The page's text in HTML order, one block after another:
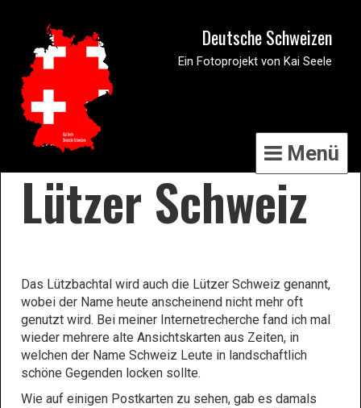
Deutsche Schweizen
Ein Fotoprojekt von Kai Seele
Menü
Lützer Schweiz
Das Lützbachtal wird auch die Lützer Schweiz genannt,
wobei der Name heute anscheinend nicht mehr oft
genutzt wird. Bei meiner Internetrecherche fand ich mal
wieder mehrere alte Ansichtskarten aus Zeiten, in
welchen der Name Schweiz Leute in landschaftlich
schöne Gegenden locken sollte.
Wie auf einigen Postkarten zu sehen, gab es damals